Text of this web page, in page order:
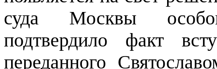
суда Москвы
подтвердило факт
переданного